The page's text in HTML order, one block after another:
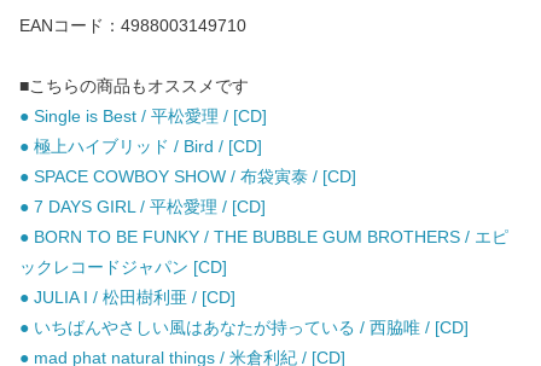
EANコード：4988003149710
■こちらの商品もオススメです
● Single is Best / 平松愛理 / [CD]
● 極上ハイブリッド / Bird / [CD]
● SPACE COWBOY SHOW / 布袋寅泰 / [CD]
● 7 DAYS GIRL / 平松愛理 / [CD]
● BORN TO BE FUNKY / THE BUBBLE GUM BROTHERS / エピ
ックレコードジャパン [CD]
● JULIA I / 松田樹利亜 / [CD]
● いちばんやさしい風はあなたが持っている / 西脇唯 / [CD]
● mad phat natural things / 米倉利紀 / [CD]